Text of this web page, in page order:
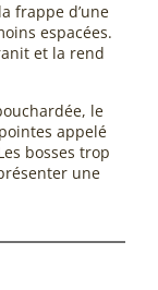
frappe d’une
espacées.
et la rend
le
appelé
bosses trop
une